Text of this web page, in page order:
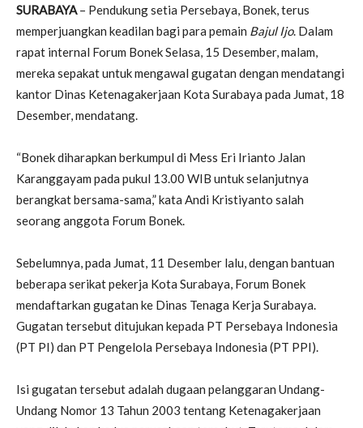
SURABAYA– Pendukung setia Persebaya, Bonek, terus
memperjuangkan keadilan bagi para pemain Bajul Ijo. Dalam
rapat internal Forum Bonek Selasa, 15 Desember, malam,
mereka sepakat untuk mengawal gugatan dengan mendatangi
kantor Dinas Ketenagakerjaan Kota Surabaya pada Jumat, 18
Desember, mendatang.
“Bonek diharapkan berkumpul di Mess Eri Irianto Jalan
Karanggayam pada pukul 13.00 WIB untuk selanjutnya
berangkat bersama-sama,” kata Andi Kristiyanto salah
seorang anggota Forum Bonek.
Sebelumnya, pada Jumat, 11 Desember lalu, dengan bantuan
beberapa serikat pekerja Kota Surabaya, Forum Bonek
mendaftarkan gugatan ke Dinas Tenaga Kerja Surabaya.
Gugatan tersebut ditujukan kepada PT Persebaya Indonesia
(PT PI) dan PT Pengelola Persebaya Indonesia (PT PPI).
Isi gugatan tersebut adalah dugaan pelanggaran Undang-
Undang Nomor 13 Tahun 2003 tentang Ketenagakerjaan